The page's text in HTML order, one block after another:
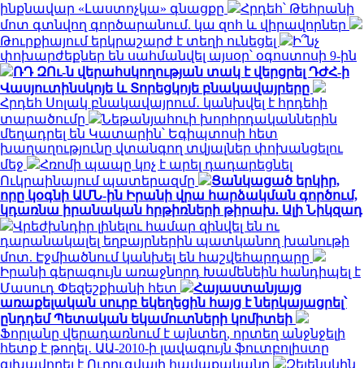
ինքնավար «Լաստոչկա» գնացքը
Հրդեհ՝ Թեհրանի
մոտ գտնվող գործարանում. կա զոհ և վիրավորներ
Թուրքիայում երկրաշարժ է տեղի ունեցել
Ի՞նչ
փոխարժեքներ են սահմանվել այսօր՝ օգոստոսի 9-ին
ՌԴ ԶՈւ-ն վերահսկողության տակ է վերցրել ԴԺՀ-ի
Վասյուտինսկոյե և Տորեցկոյե բնակավայրերը
Հրդեհ Սոլակ բնակավայրում․ կանխվել է հրդեհի
տարածումը
Նեթանյահուի խորհրդականներին
մեղադրել են Կատարին՝ Եգիպտոսի հետ
խաղաղությունը վտանգող տվյալներ փոխանցելու
մեջ
Հռոմի պապը կոչ է արել դադարեցնել
Ուկրաինայում պատերազմը
Ցանկացած երկիր,
որը կօգնի ԱՄՆ-ին Իրանի վրա հարձակման գործում,
կդառնա իրանական հրթիռների թիրախ. Ալի Նիկզադ
Վրեժխնդիր լինելու համար զինվել են ու
դարանակալել եղբայրներին պատկանող խանութի
մոտ. Էջմիածնում կանխել են հաշվեհարդարը
Իրանի գերագույն առաջնորդ Խամենեին հանդիպել է
Մասուդ Փեզեշքիանի հետ
Հայաստանյայց
առաքելական սուրբ եկեղեցին հայց է ներկայացրել՝
ընդդեմ Պետական եկամուտների կոմիտեի
Ֆորլանը վերադառնում է այնտեղ, որտեղ անջնջելի
հետք է թողել․ ԱԱ-2010-ի լավագույն ֆուտբոլիստը
գլխավորել է Ուրուգվայի հավաքականը
Զելենսկին